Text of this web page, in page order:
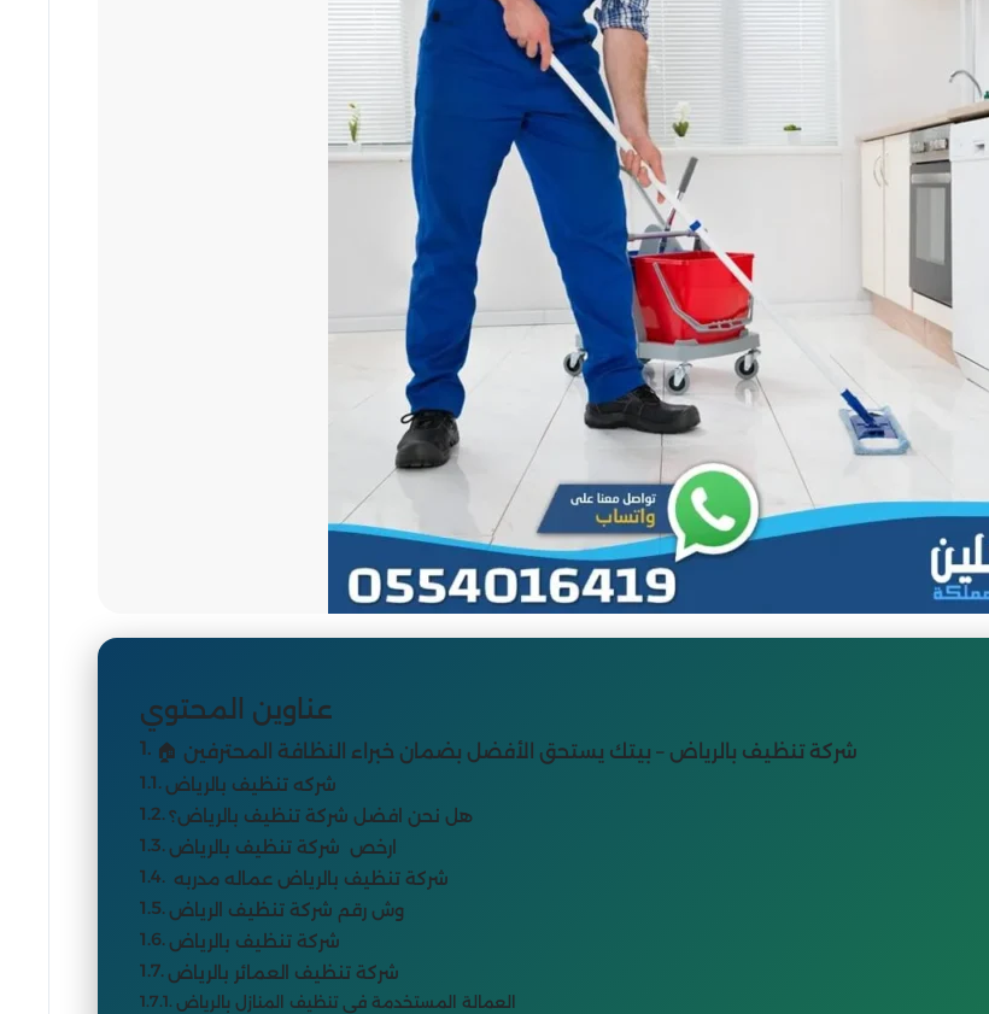
عناوين المحتوي
🏠 شركة تنظيف بالرياض – بيتك يستحق الأفضل بضمان خبراء النظافة المحترفين
شركه تنظيف بالرياض
هل نحن افضل شركة تنظيف بالرياض؟
ارخص شركة تنظيف بالرياض
شركة تنظيف بالرياض عماله مدربه
وش رقم شركة تنظيف الرياض
شركة تنظيف بالرياض
شركة تنظيف العمائر بالرياض
العمالة المستخدمة فى تنظيف المنازل بالرياض